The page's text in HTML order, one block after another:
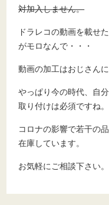
対加入しません。
ドラレコの動画を載せ
がモロなんで・・・
動画の加工はおじさん
やっぱり今の時代、自
取り付けは必須ですね。
コロナの影響で若干の
在庫しています。
お気軽にご相談下さい。